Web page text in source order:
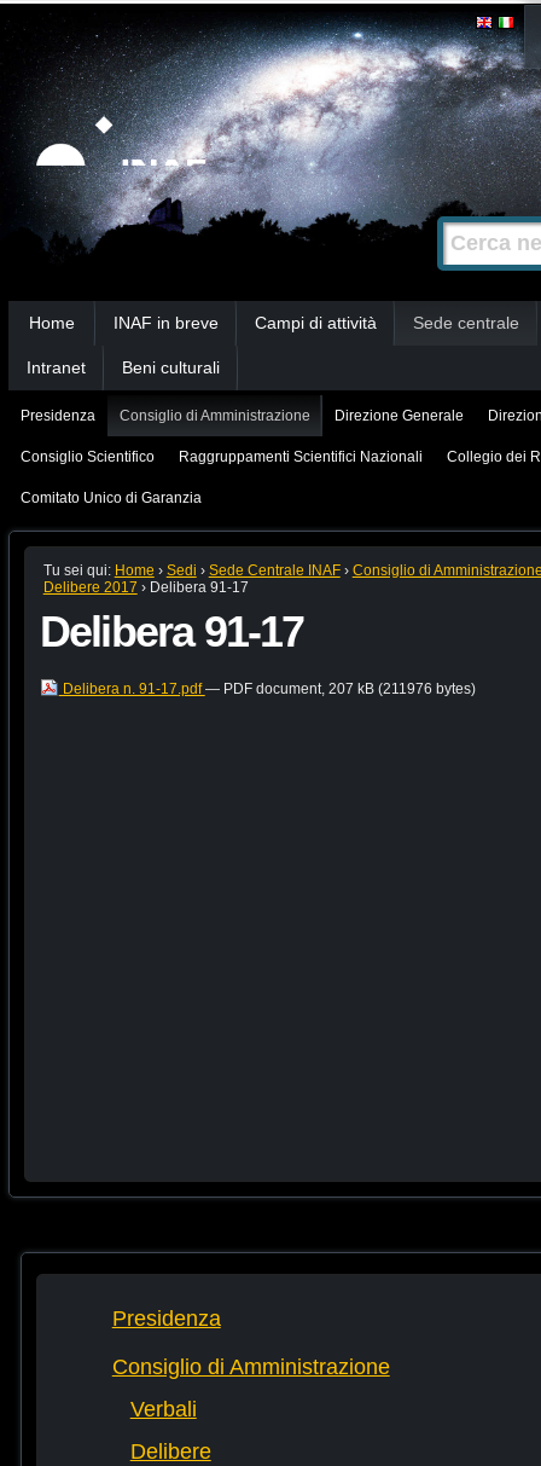
Strumenti
personali
Salta
contenuti.
|
Salta
alla
navigazione
Cerca nel
Ricerca
avanzata…
Home INAF in breve Campi di attività Sede centrale
Intranet Beni culturali
Presidenza Consiglio di Amministrazione Direzione Generale
Consiglio Scientifico Raggruppamenti Scientifici Nazionali Collegio dei
Comitato Unico di Garanzia
Tu sei qui: Home › Sedi › Sede Centrale INAF › Consiglio di
Delibere 2017 › Delibera 91-17
Delibera 91-17
Delibera n. 91-17.pdf— PDF document, 207 kB (211976 bytes)
Presidenza
Consiglio di Amministrazione
Verbali
Delibere